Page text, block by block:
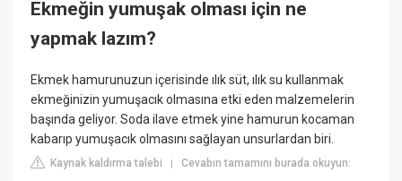
Ekmeğin yumuşak olması için ne
yapmak lazım?
Ekmek hamurunuzun içerisinde ılık süt, ılık su kullanmak
ekmeğinizin yumuşacık olmasına etki eden malzemelerin
başında geliyor. Soda ilave etmek yine hamurun kocaman
kabarıp yumuşacık olmasını sağlayan unsurlardan biri.
Kaynak kaldırma talebi |Cevabın tamamını burada okuyun: